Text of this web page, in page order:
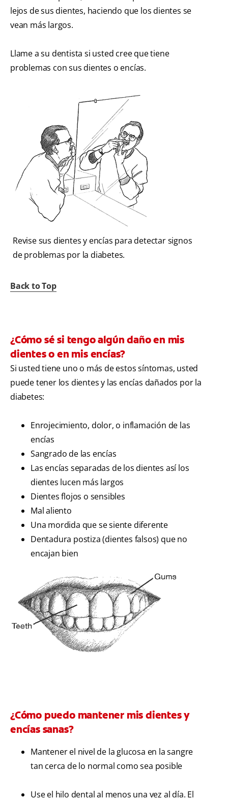
lejos de sus dientes, haciendo que los dientes se
vean más largos.
Llame a su dentista si usted cree que tiene
problemas con sus dientes o encías.
Revise sus dientes y encías para detectar signos
de problemas por la diabetes.
Back to Top
¿Cómo sé si tengo algún daño en mis
dientes o en mis encías?
Si usted tiene uno o más de estos síntomas, usted
puede tener los dientes y las encías dañados por la
diabetes:
Enrojecimiento, dolor, o inflamación de las
encías
Sangrado de las encías
Las encías separadas de los dientes así los
dientes lucen más largos
Dientes flojos o sensibles
Mal aliento
Una mordida que se siente diferente
Dentadura postiza (dientes falsos) que no
encajan bien
¿Cómo puedo mantener mis dientes y
encías sanas?
Mantener el nivel de la glucosa en la sangre
tan cerca de lo normal como sea posible
Use el hilo dental al menos una vez al día. El